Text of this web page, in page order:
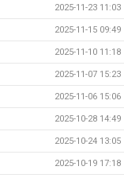
2025-11-23 11:03
2025-11-15 09:49
2025-11-10 11:18
2025-11-07 15:23
2025-11-06 15:06
2025-10-28 14:49
2025-10-24 13:05
2025-10-19 17:18